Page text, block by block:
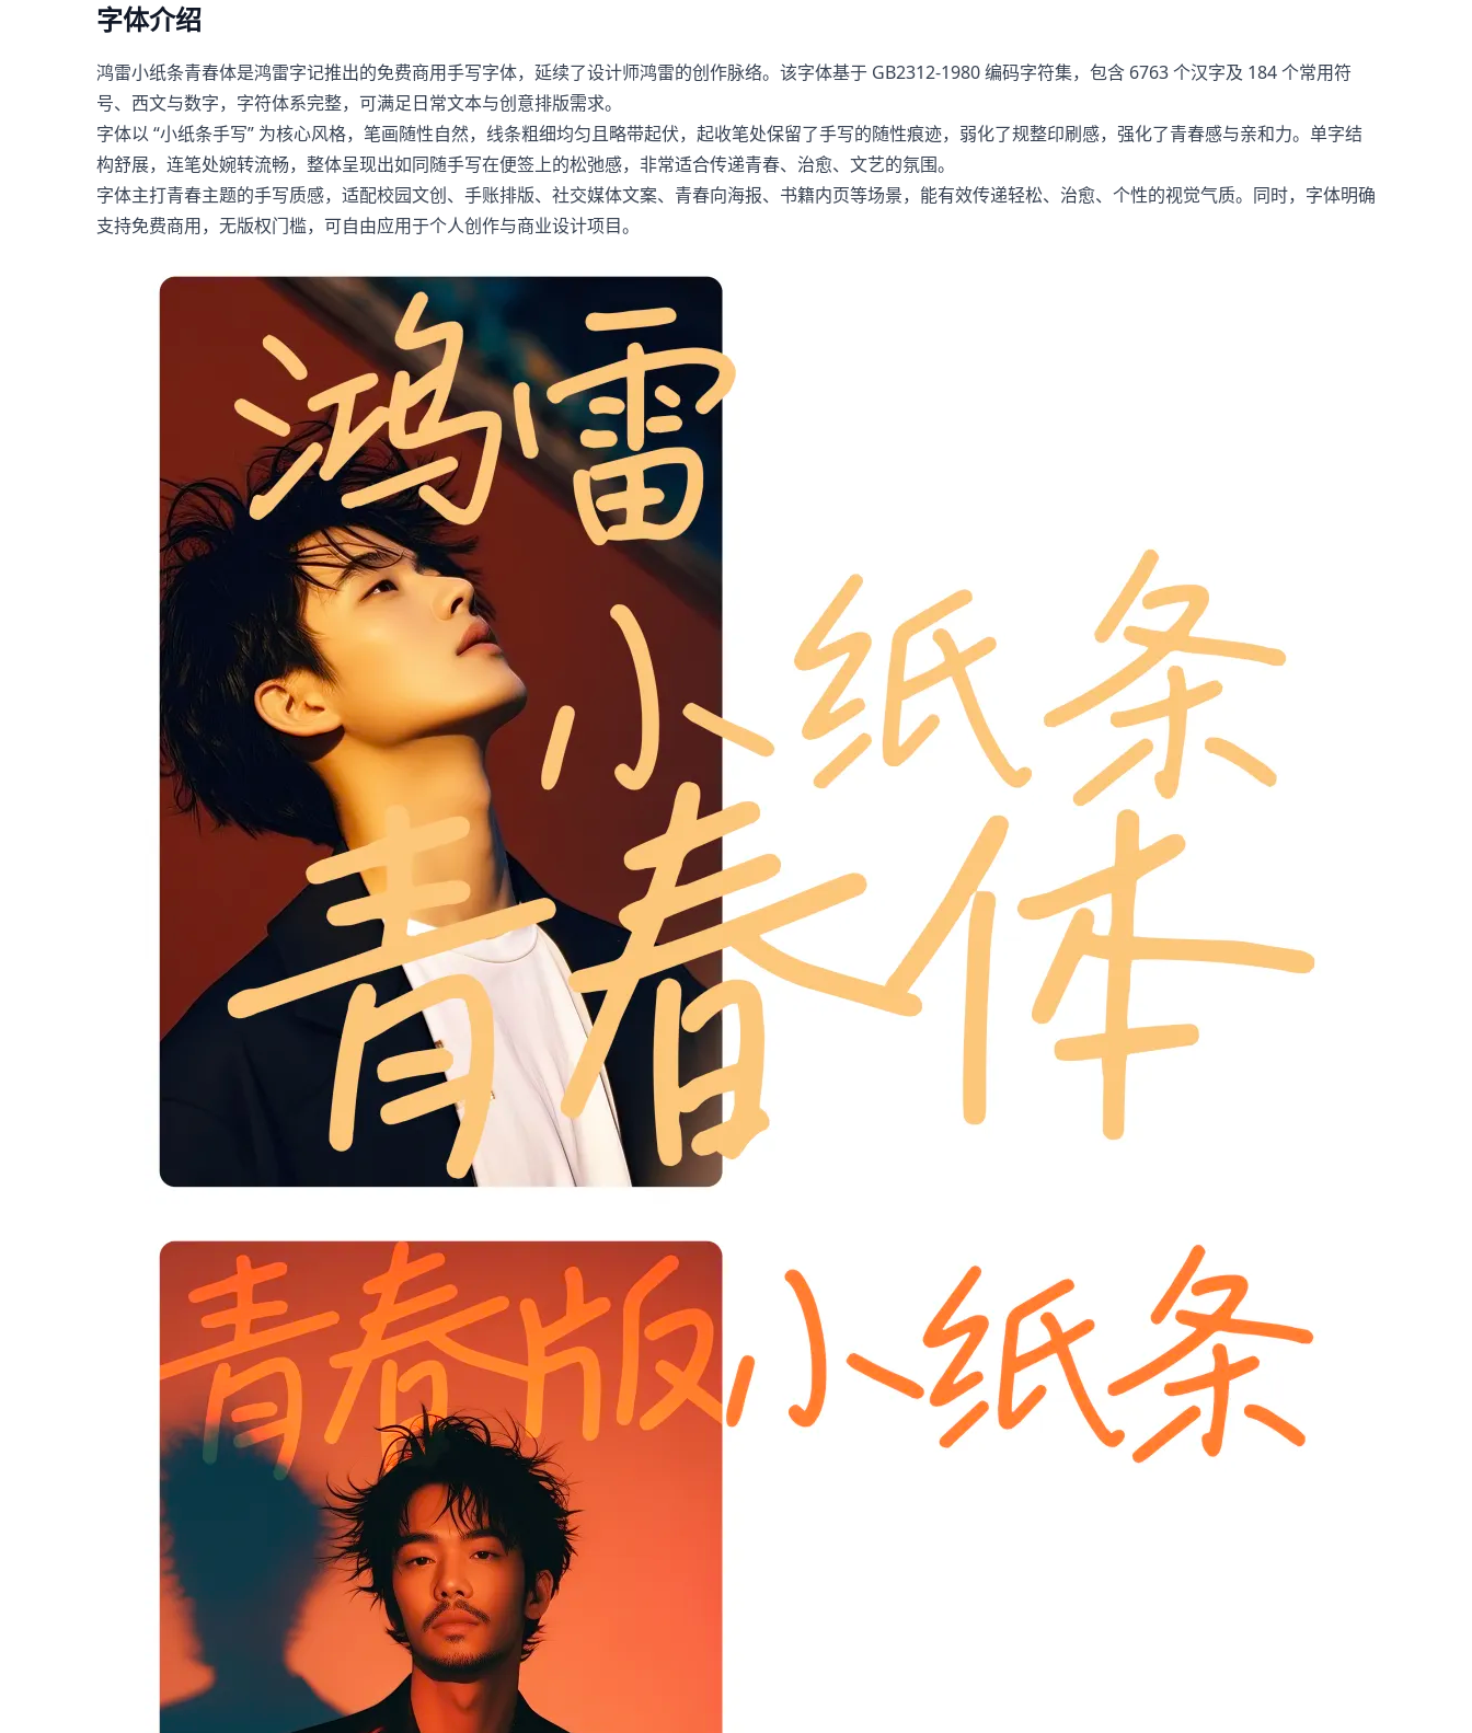
字体介绍
鸿雷小纸条青春体是鸿雷字记推出的免费商用手写字体，延续了设计师鸿雷的创作脉络。该字体基于 GB2312-1980 编码字符集，包含 6763 个汉字及 184 个常用符
号、西文与数字，字符体系完整，可满足日常文本与创意排版需求。
字体以 “小纸条手写” 为核心风格，笔画随性自然，线条粗细均匀且略带起伏，起收笔处保留了手写的随性痕迹，弱化了规整印刷感，强化了青春感与亲和力。单字结
构舒展，连笔处婉转流畅，整体呈现出如同随手写在便签上的松弛感，非常适合传递青春、治愈、文艺的氛围。
字体主打青春主题的手写质感，适配校园文创、手账排版、社交媒体文案、青春向海报、书籍内页等场景，能有效传递轻松、治愈、个性的视觉气质。同时，字体明确
支持免费商用，无版权门槛，可自由应用于个人创作与商业设计项目。